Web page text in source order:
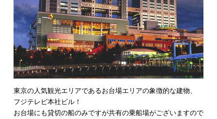
東京の人気観光エリアであるお台場エリアの象徴的な建物、
フジテレビ本社ビル！
お台場にも貸切の船のみですが共有の乗船場がございますので